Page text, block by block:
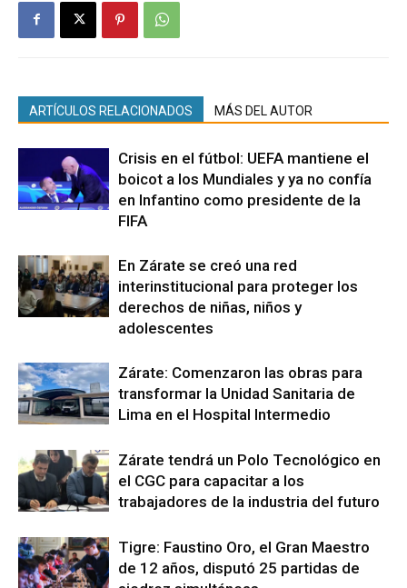
ARTÍCULOS RELACIONADOS MÁS DEL AUTOR
Crisis en el fútbol: UEFA mantiene el
boicot a los Mundiales y ya no confía
en Infantino como presidente de la
FIFA
En Zárate se creó una red
interinstitucional para proteger los
derechos de niñas, niños y
adolescentes
Zárate: Comenzaron las obras para
transformar la Unidad Sanitaria de
Lima en el Hospital Intermedio
Zárate tendrá un Polo Tecnológico en
el CGC para capacitar a los
trabajadores de la industria del futuro
Tigre: Faustino Oro, el Gran Maestro
de 12 años, disputó 25 partidas de